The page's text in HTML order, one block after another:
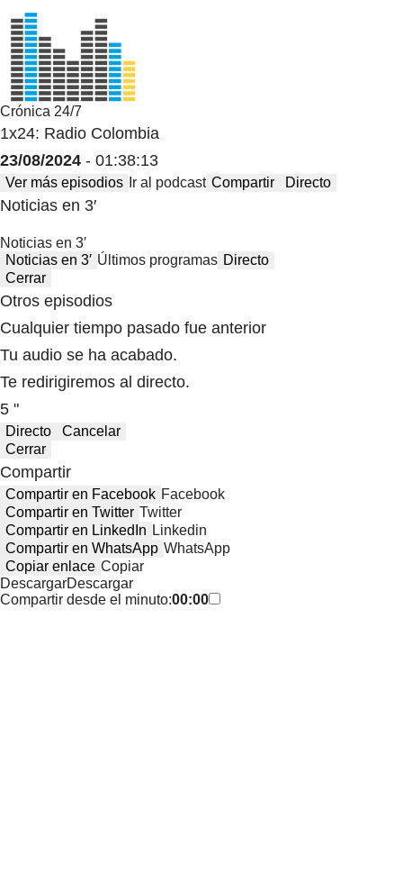
Crónica 24/7
1x24: Radio Colombia
23/08/2024 - 01:38:13
Ver más episodios Ir al podcast Compartir Directo
Noticias en 3′
Noticias en 3′
Noticias en 3′ Últimos programas Directo
Cerrar
Otros episodios
Cualquier tiempo pasado fue anterior
Tu audio se ha acabado.
Te redirigiremos al directo.
5 "
Directo
Cancelar
Cerrar
Compartir
Compartir en Facebook Facebook
Compartir en Twitter Twitter
Compartir en LinkedIn Linkedin
Compartir en WhatsApp WhatsApp
Copiar enlace Copiar
DescargarDescargar
Compartir desde el minuto:00:00